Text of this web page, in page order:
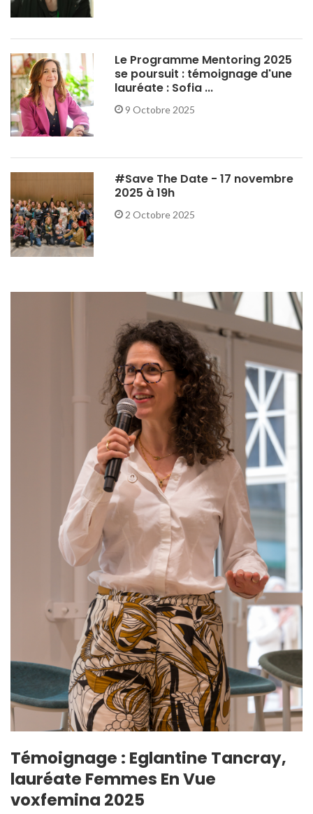
Le Programme Mentoring 2025
se poursuit : témoignage d'une
lauréate : Sofia ...
9 Octobre 2025
#Save The Date - 17 novembre
2025 à 19h
2 Octobre 2025
Témoignage : Eglantine Tancray,
lauréate Femmes En Vue
voxfemina 2025